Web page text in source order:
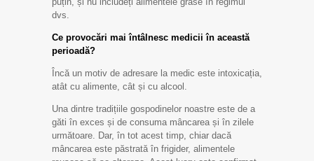
dvs.
Ce provocări mai întâlnesc medicii în această
perioadă?
Încă un motiv de adresare la medic este intoxicația,
atât cu alimente, cât și cu alcool.
Una dintre tradițiile gospodinelor noastre este de a
găti în exces și de consuma mâncarea și în zilele
următoare. Dar, în tot acest timp, chiar dacă
mâncarea este păstrată în frigider, alimentele